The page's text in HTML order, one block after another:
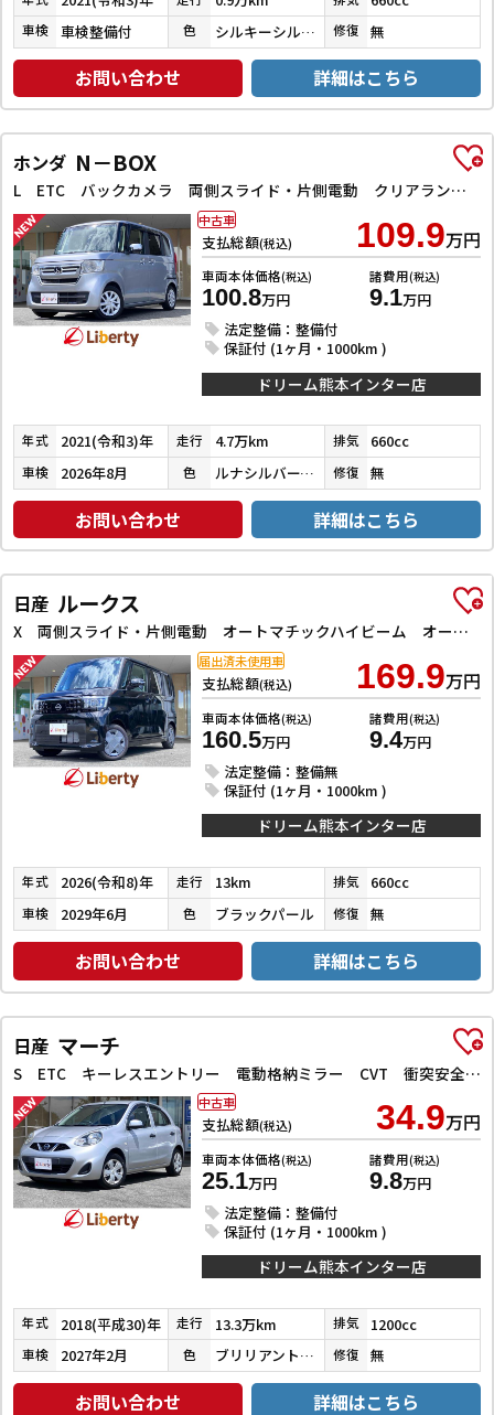
車検 車検整備付 色 シルキーシルバーメタリック 修復 無
お問い合わせ 詳細はこちら
ホンダ N－BOX
L ETC バックカメラ 両側スライド・片側電動 クリアランスソナー オートクルーズコントロール レーンアシスト 衝突被害軽減システム オートライト スマートキー アイドリングストップ 電動格納ミラー
支払総額(税込) 109.9万円
車両本体価格(税込)
100.8万円
諸費用(税込)
9.1万円
法定整備：整備付
保証付 (1ヶ月・1000km )
中古車
ドリーム熊本インター店
年式 2021(令和3)年 走行 4.7万km 排気 660cc
車検 2026年8月 色 ルナシルバーメタリック 修復 無
お問い合わせ 詳細はこちら
日産 ルークス
X 両側スライド・片側電動 オートマチックハイビーム オートライト スマートキー アイドリングストップ 電動格納ミラー ベンチシート CVT USB エアコン パワーステアリング パワーウィンドウ
支払総額(税込) 169.9万円
車両本体価格(税込)
160.5万円
諸費用(税込)
9.4万円
法定整備：整備無
保証付 (1ヶ月・1000km )
届出済未使用車
ドリーム熊本インター店
年式 2026(令和8)年 走行 13km 排気 660cc
車検 2029年6月 色 ブラックパール 修復 無
お問い合わせ 詳細はこちら
日産 マーチ
S ETC キーレスエントリー 電動格納ミラー CVT 衝突安全ボディ ABS ESC エアコン パワーステアリング パワーウィンドウ
支払総額(税込) 34.9万円
車両本体価格(税込)
25.1万円
諸費用(税込)
9.8万円
法定整備：整備付
保証付 (1ヶ月・1000km )
中古車
ドリーム熊本インター店
年式 2018(平成30)年 走行 13.3万km 排気 1200cc
車検 2027年2月 色 ブリリアントシルバー 修復 無
お問い合わせ 詳細はこちら